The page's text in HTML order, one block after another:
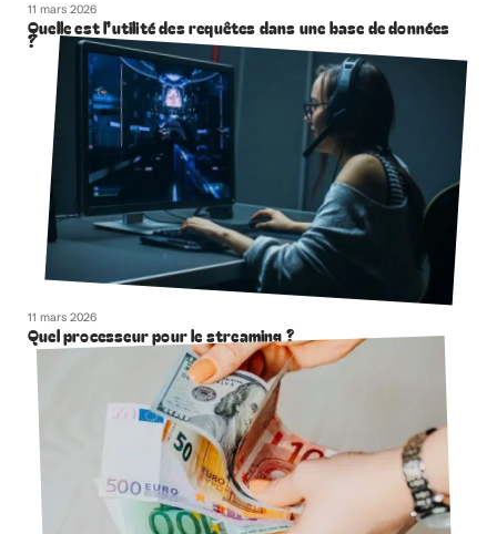
11 mars 2026
Quelle est l’utilité des requêtes dans une base de données
?
11 mars 2026
Quel processeur pour le streaming ?